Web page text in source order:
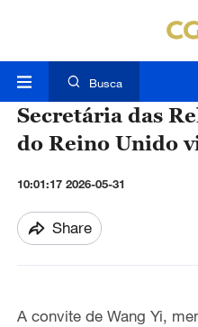
Busca
Secretária das
do Reino Unido
10:01:17 2026-05-31
Share
A convite de Wang Yi,